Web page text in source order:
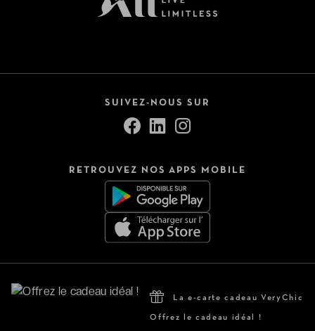
SUIVEZ-NOUS SUR
RETROUVEZ NOS APPS MOBILE
La e-carte cadeau VeryChic
Offrez le cadeau idéal !